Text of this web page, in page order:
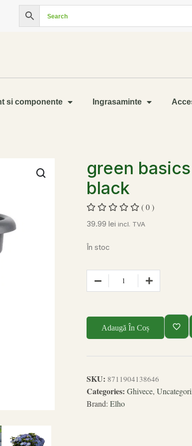
si componente Ingrasaminte
green
black
( 0 )
39.99 lei incl. TVA
În stoc
Adaugă În Coș
SKU: 8711904138646
Categories: Ghivece,
Brand: Elho